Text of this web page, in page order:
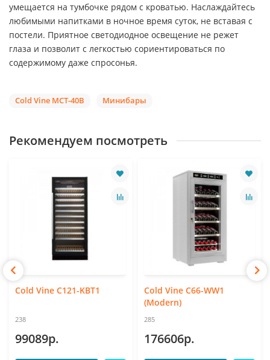
умещается на тумбочке рядом с кроватью. Наслаждайтесь
любимыми напитками в ночное время суток, не вставая с
постели. Приятное светодиодное освещение не режет
глаза и позволит с легкостью сориентироваться по
содержимому даже спросонья.
Cold Vine MCT-40B Минибары
Рекомендуем посмотреть
Cold Vine C121-KBT1
238
99089р.
Cold Vine C66-WW1
(Modern)
285
176606р.